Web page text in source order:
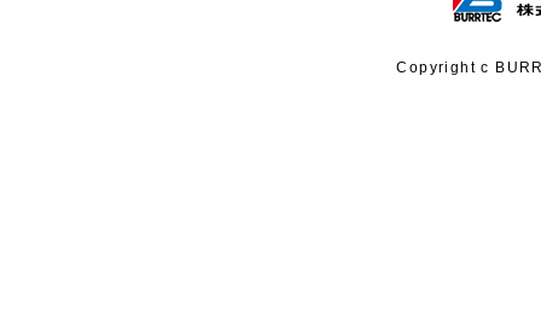
Copyright c